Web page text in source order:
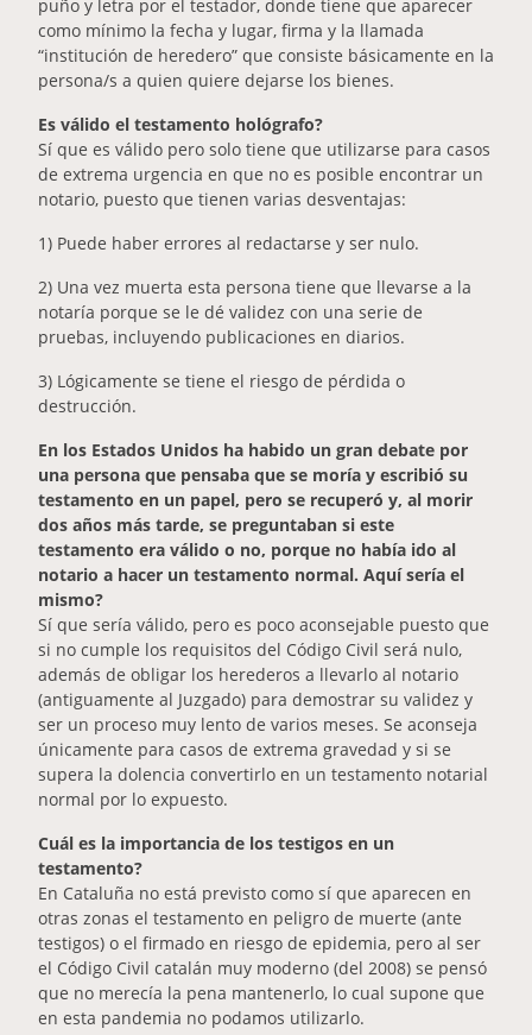
puño y letra por el testador, donde tiene que aparecer
como mínimo la fecha y lugar, firma y la llamada
“institución de heredero” que consiste básicamente en la
persona/s a quien quiere dejarse los bienes.
Es válido el testamento hológrafo?
Sí que es válido pero solo tiene que utilizarse para casos
de extrema urgencia en que no es posible encontrar un
notario, puesto que tienen varias desventajas:
1) Puede haber errores al redactarse y ser nulo.
2) Una vez muerta esta persona tiene que llevarse a la
notaría porque se le dé validez con una serie de
pruebas, incluyendo publicaciones en diarios.
3) Lógicamente se tiene el riesgo de pérdida o
destrucción.
En los Estados Unidos ha habido un gran debate por
una persona que pensaba que se moría y escribió su
testamento en un papel, pero se recuperó y, al morir
dos años más tarde, se preguntaban si este
testamento era válido o no, porque no había ido al
notario a hacer un testamento normal. Aquí sería el
mismo?
Sí que sería válido, pero es poco aconsejable puesto que
si no cumple los requisitos del Código Civil será nulo,
además de obligar los herederos a llevarlo al notario
(antiguamente al Juzgado) para demostrar su validez y
ser un proceso muy lento de varios meses. Se aconseja
únicamente para casos de extrema gravedad y si se
supera la dolencia convertirlo en un testamento notarial
normal por lo expuesto.
Cuál es la importancia de los testigos en un
testamento?
En Cataluña no está previsto como sí que aparecen en
otras zonas el testamento en peligro de muerte (ante
testigos) o el firmado en riesgo de epidemia, pero al ser
el Código Civil catalán muy moderno (del 2008) se pensó
que no merecía la pena mantenerlo, lo cual supone que
en esta pandemia no podamos utilizarlo.